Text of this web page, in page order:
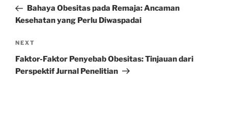
PostBahaya Obesitas pada Remaja: Ancaman
Kesehatan yang Perlu Diwaspadai
Next
Post
NEXT
Faktor-Faktor Penyebab Obesitas: Tinjauan dari
Perspektif Jurnal Penelitian